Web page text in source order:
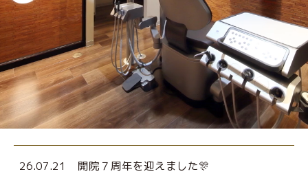
26.07.21 開院７周年を迎えました🎊